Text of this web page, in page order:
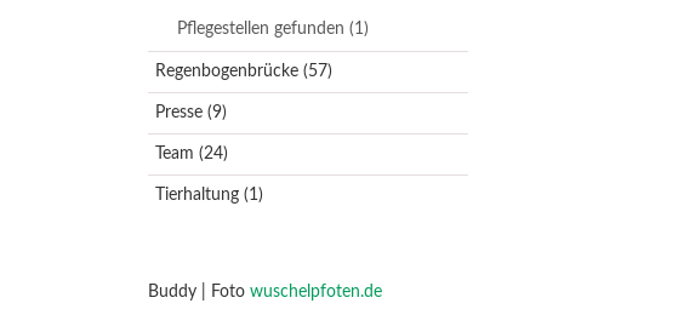
Pflegestellen gefunden (1)
Regenbogenbrücke (57)
Presse (9)
Team (24)
Tierhaltung (1)
Buddy | Foto wuschelpfoten.de